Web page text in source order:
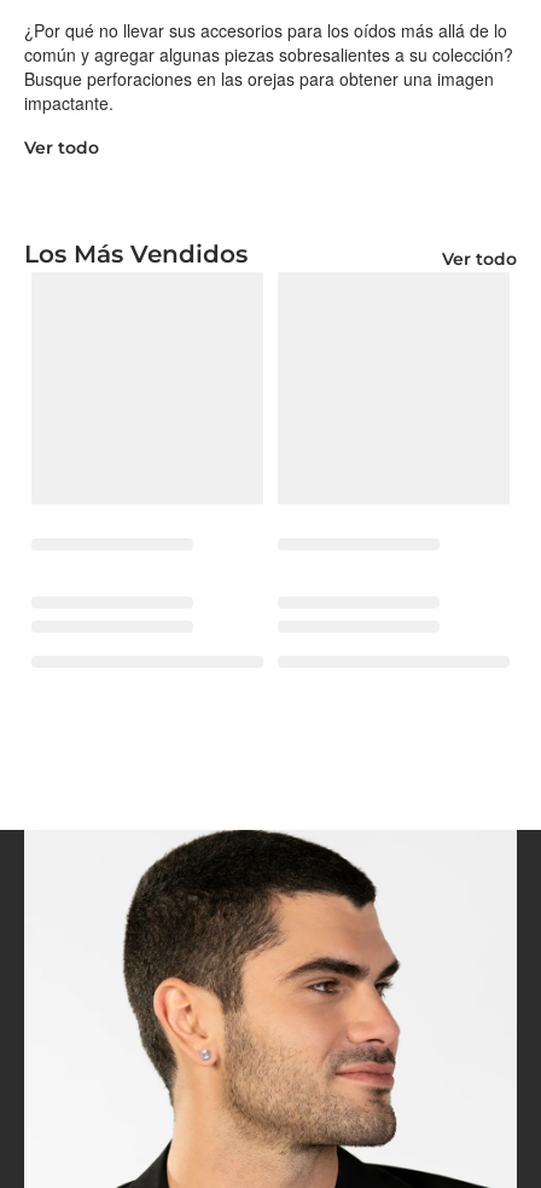
¿Por qué no llevar sus accesorios para los oídos más allá de lo
común y agregar algunas piezas sobresalientes a su colección?
Busque perforaciones en las orejas para obtener una imagen
impactante.
Ver todo
Los Más Vendidos Ver todo